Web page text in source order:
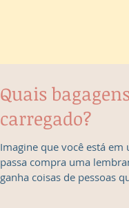
Quais
carregado?
Imagine que você está em
passa compra uma
ganha coisas de pessoas